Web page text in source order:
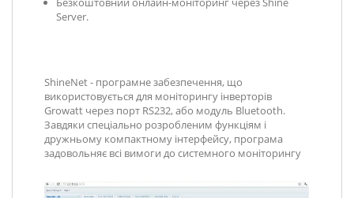
Server.
ShineNet - програмне забезпечення, що
використовується для моніторингу інверторів
Growatt через порт RS232, або модуль Bluetooth.
Завдяки спеціально розробленим функціям і
дружньому компактному інтерфейсу, програма
задовольняє всі вимоги до системного моніторингу